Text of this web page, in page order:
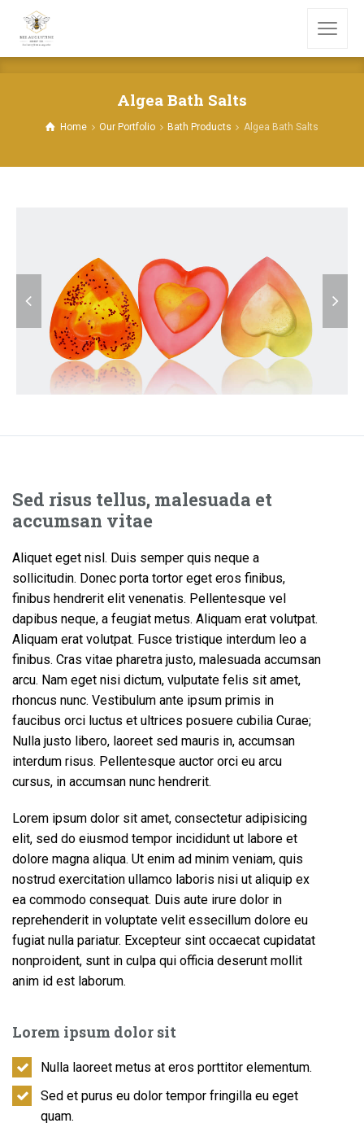
Algea Bath Salts
Home Our Portfolio Bath Products Algea Bath Salts
Sed risus tellus, malesuada et
accumsan vitae
Aliquet eget nisl. Duis semper quis neque a
sollicitudin. Donec porta tortor eget eros finibus,
finibus hendrerit elit venenatis. Pellentesque vel
dapibus neque, a feugiat metus. Aliquam erat volutpat.
Aliquam erat volutpat. Fusce tristique interdum leo a
finibus. Cras vitae pharetra justo, malesuada accumsan
arcu. Nam eget nisi dictum, vulputate felis sit amet,
rhoncus nunc. Vestibulum ante ipsum primis in
faucibus orci luctus et ultrices posuere cubilia Curae;
Nulla justo libero, laoreet sed mauris in, accumsan
interdum risus. Pellentesque auctor orci eu arcu
cursus, in accumsan nunc hendrerit.
Lorem ipsum dolor sit amet, consectetur adipisicing
elit, sed do eiusmod tempor incididunt ut labore et
dolore magna aliqua. Ut enim ad minim veniam, quis
nostrud exercitation ullamco laboris nisi ut aliquip ex
ea commodo consequat. Duis aute irure dolor in
reprehenderit in voluptate velit essecillum dolore eu
fugiat nulla pariatur. Excepteur sint occaecat cupidatat
nonproident, sunt in culpa qui officia deserunt mollit
anim id est laborum.
Lorem ipsum dolor sit
Nulla laoreet metus at eros porttitor elementum.
Sed et purus eu dolor tempor fringilla eu eget
quam.